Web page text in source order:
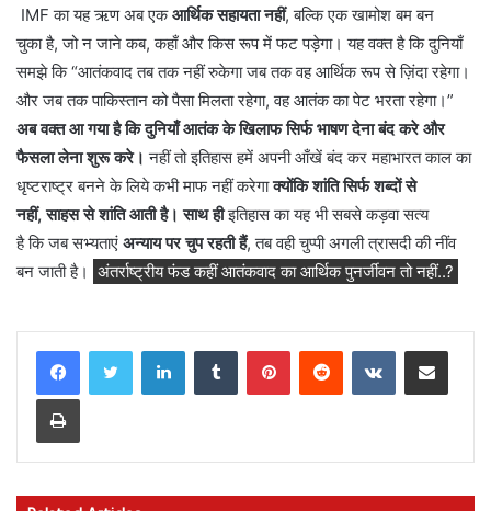
IMF का यह ऋण अब एकआर्थिक सहायता नहीं, बल्कि एक खामोश बम बन
चुका है, जो न जाने कब, कहाँ और किस रूप में फट पड़ेगा। यह वक्त है कि दुनियाँ
समझे कि “आतंकवाद तब तक नहीं रुकेगा जब तक वह आर्थिक रूप से ज़िंदा रहेगा।
और जब तक पाकिस्तान को पैसा मिलता रहेगा, वह आतंक का पेट भरता रहेगा।”
अब वक्त आ गया है कि दुनियाँ आतंक के खिलाफ सिर्फ भाषण देना बंद करे और
फैसला लेना शुरू करे।नहीं तो इतिहास हमें अपनी आँखें बंद कर महाभारत काल का
धृष्टराष्ट्र बनने के लिये कभी माफ नहीं करेगाक्योंकि शांति सिर्फ शब्दों से
नहीं, साहस से शांति आती है। साथ हीइतिहास का यह भी सबसे कड़वा सत्य
है कि जब सभ्यताएं अन्याय पर चुप रहती हैं, तब वही चुप्पी अगली त्रासदी की नींव
बन जाती है। अंतर्राष्ट्रीय फंड कहीं आतंकवाद का आर्थिक पुनर्जीवन तो नहीं..?
LinkedInTumblr PinterestReddit VKontakteShare via Email
Print